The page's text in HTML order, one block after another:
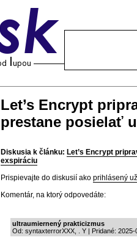
Let’s Encrypt
prestane posielať
Diskusia k článku: Let’s Encrypt
exspiráciu
Prispievajte do diskusií ako prihlásený
Komentár, na ktorý odpovedáte:
ultraumiernený prakticizmus
Od: syntaxterrorXXX, . Y | Pridané: 2025-